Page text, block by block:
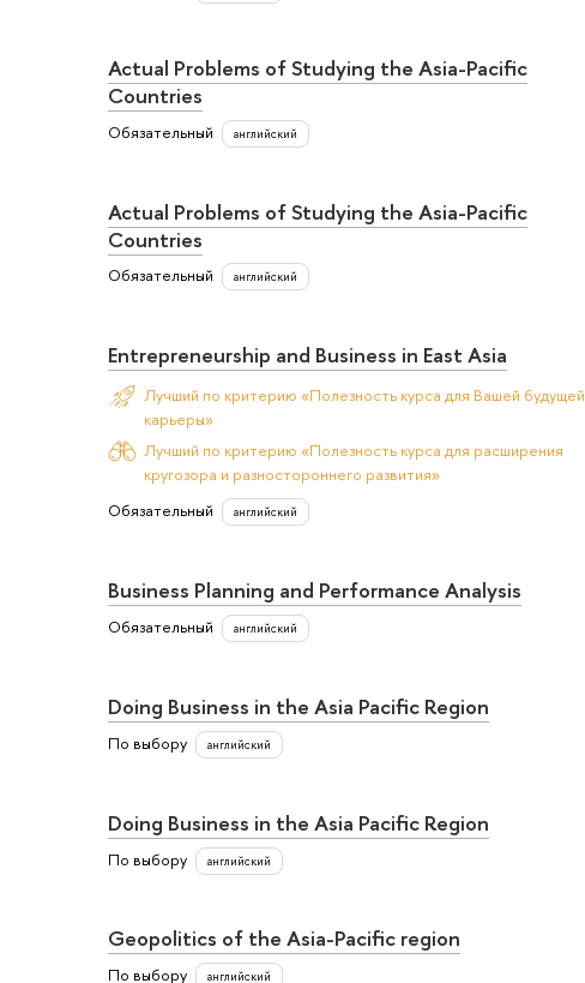
Actual Problems of Studying the Asia-Pacific
Countries
Обязательный английский
Actual Problems of Studying the Asia-Pacific
Countries
Обязательный английский
Entrepreneurship and Business in East Asia
Лучший по критерию «Полезность курса для Вашей будущей
карьеры»
Лучший по критерию «Полезность курса для расширения
кругозора и разностороннего развития»
Обязательный
английский
Business Planning and Performance Analysis
Обязательный английский
Doing Business in the Asia Pacific Region
По выбору английский
Doing Business in the Asia Pacific Region
По выбору английский
Geopolitics of the Asia-Pacific region
По выбору английский